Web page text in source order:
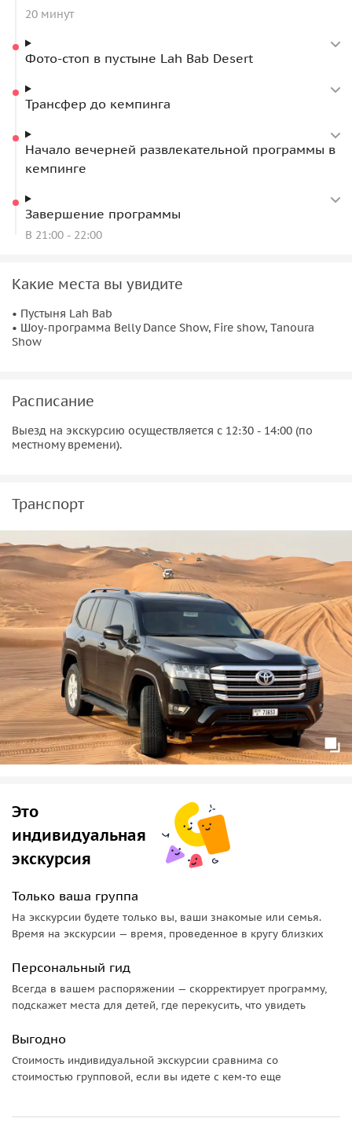
кальянов в общественных местах. Этот запрет
обеспечению безопасности населения в условиях
для этого месте и за отдельную плату.
На сафари нельзя беременным и детям до трёх лет с
отдельным местом
Дети до трех лет должны быть на коленях у
сафари
Гид на экскурсии не предусмотрен. Водители
Во время Рамадана из шоу-программы исключают
20 минут
Фото-стоп в пустыне Lah Bab Desert
Трансфер до кемпинга
Начало вечерней развлекательной программы в
кемпинге
Завершение программы
В 21:00 - 22:00
Какие места вы увидите
• Пустыня Lah Bab
• Шоу-программа Belly Dance Show, Fire show, Tanoura
Show
Расписание
Выезд на экскурсию осуществляется с 12:30 - 14:00 (по
местному времени).
Транспорт
Это
индивидуальная
экскурсия
Только ваша группа
На экскурсии будете только вы, ваши знакомые или семья.
Время на экскурсии — время, проведенное в кругу близких
Персональный гид
Всегда в вашем распоряжении — скорректирует программу,
подскажет места для детей, где перекусить, что увидеть
Выгодно
Стоимость индивидуальной экскурсии сравнима со
стоимостью групповой, если вы идете с кем-то еще